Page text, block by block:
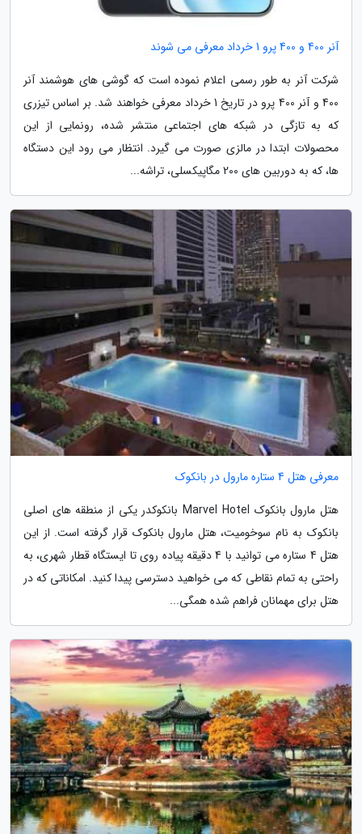
آنر 400 و 400 پرو 1 خرداد معرفی می شوند
شرکت آنر به طور رسمی اعلام نموده است که گوشی های هوشمند آنر
400 و آنر 400 پرو در تاریخ 1 خرداد معرفی خواهند شد. بر اساس تیزری
که به تازگی در شبکه های اجتماعی منتشر شده، رونمایی از این
محصولات ابتدا در مالزی صورت می گیرد. انتظار می رود این دستگاه
ها، که به دوربین های 200 مگاپیکسلی، تراشه...
معرفی هتل 4 ستاره مارول در بانکوک
هتل مارول بانکوک Marvel Hotel بانکوکدر یکی از منطقه های اصلی
بانکوک به نام سوخومیت، هتل مارول بانکوک قرار گرفته است. از این
هتل 4 ستاره می توانید با 4 دقیقه پیاده روی تا ایستگاه قطار شهری، به
راحتی به تمام نقاطی که می خواهید دسترسی پیدا کنید. امکاناتی که در
هتل برای مهمانان فراهم شده همگی...